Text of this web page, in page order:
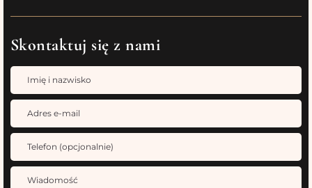
Skontaktuj się z nami